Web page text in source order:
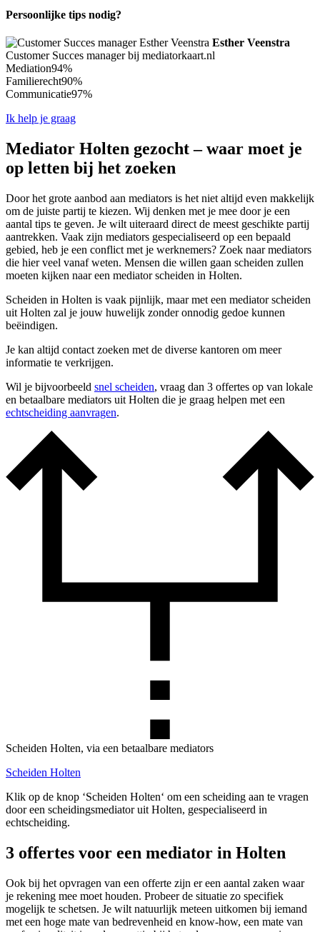
Persoonlijke tips nodig?
Esther Veenstra
Customer Succes manager bij mediatorkaart.nl
Mediation94%
Familierecht90%
Communicatie97%
Ik help je graag
Mediator Holten gezocht – waar moet je
op letten bij het zoeken
Door het grote aanbod aan mediators is het niet altijd even makkelijk
om de juiste partij te kiezen. Wij denken met je mee door je een
aantal tips te geven. Je wilt uiteraard direct de meest geschikte partij
aantrekken. Vaak zijn mediators gespecialiseerd op een bepaald
gebied, heb je een conflict met je werknemers? Zoek naar mediators
die hier veel vanaf weten. Mensen die willen gaan scheiden zullen
moeten kijken naar een mediator scheiden in Holten.
Scheiden in Holten is vaak pijnlijk, maar met een mediator scheiden
uit Holten zal je jouw huwelijk zonder onnodig gedoe kunnen
beëindigen.
Je kan altijd contact zoeken met de diverse kantoren om meer
informatie te verkrijgen.
Wil je bijvoorbeeld snel scheiden, vraag dan 3 offertes op van lokale
en betaalbare mediators uit Holten die je graag helpen met een
echtscheiding aanvragen.
Scheiden Holten, via een betaalbare mediators
Scheiden Holten
Klik op de knop ‘Scheiden Holten‘ om een scheiding aan te vragen
door een scheidingsmediator uit Holten, gespecialiseerd in
echtscheiding.
3 offertes voor een mediator in Holten
Ook bij het opvragen van een offerte zijn er een aantal zaken waar
je rekening mee moet houden. Probeer de situatie zo specifiek
mogelijk te schetsen. Je wilt natuurlijk meteen uitkomen bij iemand
met een hoge mate van bedrevenheid en know-how, een mate van